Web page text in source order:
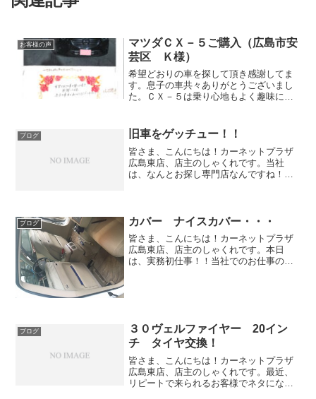
お客様の声
マツダＣＸ－５ご購入（広島市安
芸区 Ｋ様）
希望どおりの車を探して頂き感謝してま
す。息子の車共々ありがとうございまし
た。ＣＸ－５は乗り心地もよく趣味にも
ブログ 旧車をゲッチュー！！
皆さま、こんにちは！カーネットプラザ
広島東店、店主のしゃくれです。当社
は、なんとお探し専門店なんですね！
くさんの車をお探しして参りま...
ブログ カバー ナイスカバー・・・
皆さま、こんにちは！カーネットプラザ
広島東店、店主のしゃくれです。本日
は、実務初仕事！！当社でのお仕事の中
ブログ
３０ヴェルファイヤー 20イン
チ タイヤ交換！
皆さま、こんにちは！カーネットプラザ
広島東店、店主のしゃくれです。最近、
リピートで来られるお客様でネタになっ